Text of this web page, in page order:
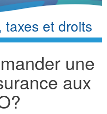
taxes et droits
une
aux